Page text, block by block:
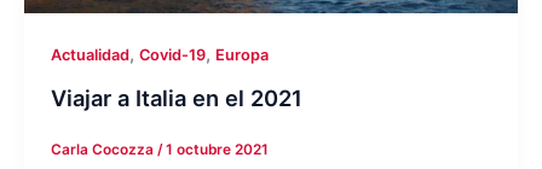
Actualidad, Covid-19, Europa
Viajar a Italia en el 2021
Carla Cocozza /1 octubre 2021